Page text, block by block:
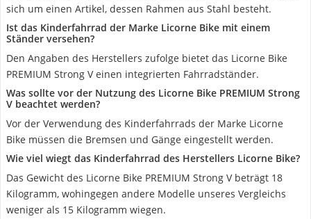
sich um einen Artikel, dessen Rahmen aus Stahl besteht.
Ist das Kinderfahrrad der Marke Licorne Bike mit einem
Ständer versehen?
Den Angaben des Herstellers zufolge bietet das Licorne Bike
PREMIUM Strong V einen integrierten Fahrradständer.
Was sollte vor der Nutzung des Licorne Bike PREMIUM Strong
V beachtet werden?
Vor der Verwendung des Kinderfahrrads der Marke Licorne
Bike müssen die Bremsen und Gänge eingestellt werden.
Wie viel wiegt das Kinderfahrrad des Herstellers Licorne Bike?
Das Gewicht des Licorne Bike PREMIUM Strong V beträgt 18
Kilogramm, wohingegen andere Modelle unseres Vergleichs
weniger als 15 Kilogramm wiegen.